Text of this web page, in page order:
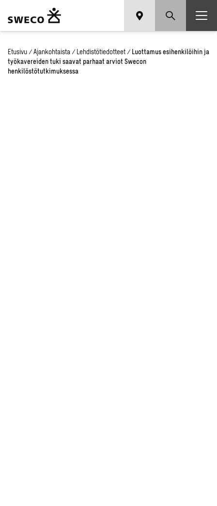
Etusivu / Ajankohtaista / Lehdistötiedotteet / Luottamus esihenkilöihin ja
työkavereiden tuki saavat parhaat arviot Swecon
henkilöstötutkimuksessa